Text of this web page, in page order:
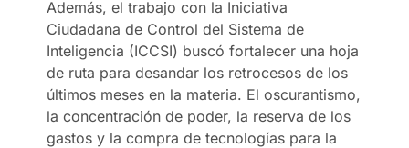
Además, el trabajo con la Iniciativa
Ciudadana de Control del Sistema de
Inteligencia (ICCSI) buscó fortalecer una hoja
de ruta para desandar los retrocesos de los
últimos meses en la materia. El oscurantismo,
la concentración de poder, la reserva de los
gastos y la compra de tecnologías para la